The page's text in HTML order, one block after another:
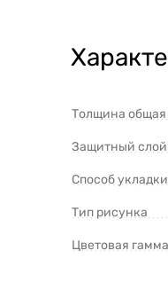
Толщина общая
Защитный слой
Способ укладки
Тип рисунка
Цветовая